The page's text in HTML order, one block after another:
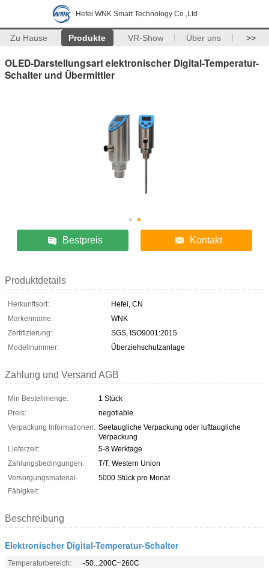
Hefei WNK Smart Technology Co.,Ltd
Zu Hause Produkte VR-Show Über uns >>
OLED-Darstellungsart elektronischer Digital-Temperatur-
Schalter und Übermittler
Bestpreis Kontakt
Produktdetails
Herkunftsort:
Hefei, CN
Markenname:
WNK
Zertifizierung:
SGS, ISO9001:2015
Modellnummer:
Überziehschutzanlage
Zahlung und Versand AGB
Min Bestellmenge:
1 Stück
Preis:
negotiable
Verpackung Informationen: Seetaugliche Verpackung oder lufttaugliche
Verpackung
Lieferzeit:
5-8 Werktage
Zahlungsbedingungen:
T/T, Western Union
Versorgungsmaterial-
Fähigkeit:
5000 Stück pro Monat
Beschreibung
Elektronischer Digital-Temperatur-Schalter
Temperaturbereich:
-50...200C~260C